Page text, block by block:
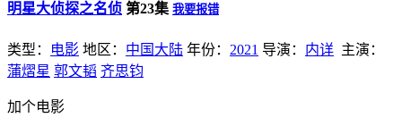
明星大侦探之名侦 第23集 我要报错
类型： 电影 地区： 中国大陆 年份： 2021 导演： 内详 主演：
蒲熠星 郭文韬 齐思钧
加个电影